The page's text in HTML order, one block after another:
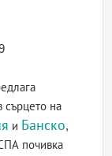
сърцето на
и Банско,
почивка